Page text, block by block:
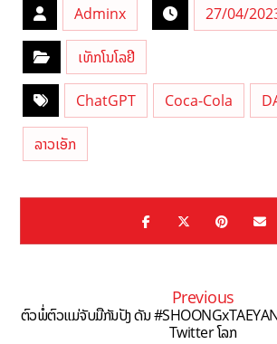
Adminx 27/04/
ເທັກໂນໂລຢີ
ChatGPT Coca-Cola
ລາວເອັກ
Previous
ຕົວພໍ່ຕົວແມ່ຈັບມືກັນປັງ ດັນ
Twitter ໂລກ